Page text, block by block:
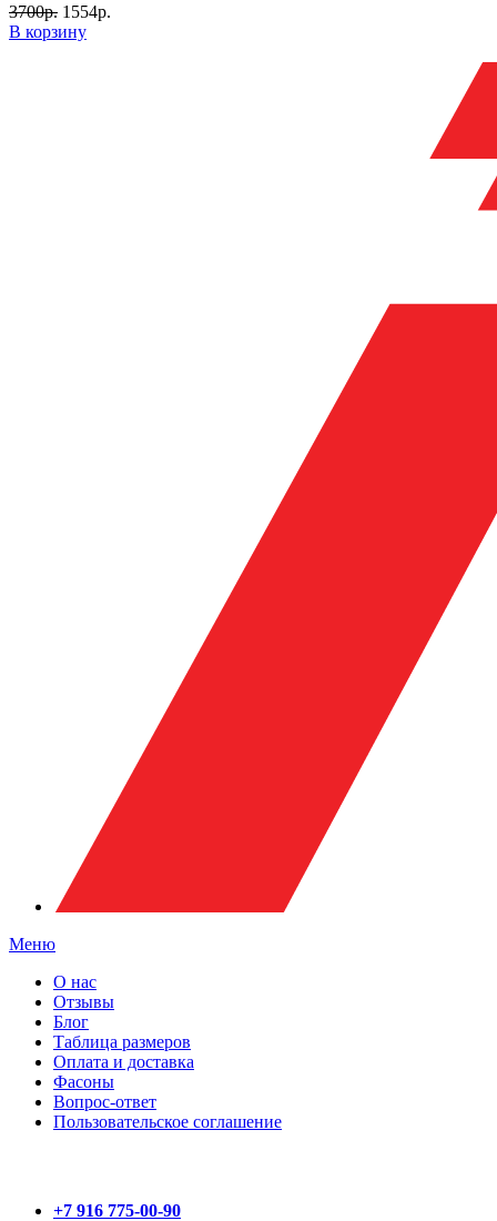
3700р. 1554р.
В корзину
Меню
О нас
Отзывы
Блог
Таблица размеров
Оплата и доставка
Фасоны
Вопрос-ответ
Пользовательское соглашение
+7 916 775-00-90